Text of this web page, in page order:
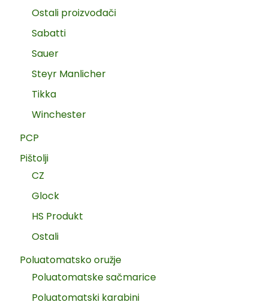
Ostali proizvođači
Sabatti
Sauer
Steyr Manlicher
Tikka
Winchester
PCP
Pištolji
CZ
Glock
HS Produkt
Ostali
Poluatomatsko oružje
Poluatomatske sačmarice
Poluatomatski karabini